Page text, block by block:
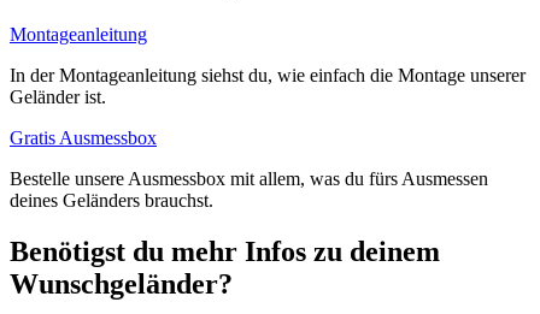
Montageanleitung
In der Montageanleitung siehst du, wie einfach die Montage unserer
Geländer ist.
Gratis Ausmessbox
Bestelle unsere Ausmessbox mit allem, was du fürs Ausmessen
deines Geländers brauchst.
Benötigst du mehr Infos zu deinem
Wunschgeländer?